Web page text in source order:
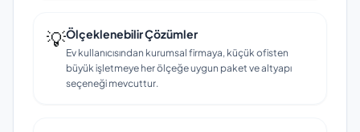
💡Ölçeklenebilir Çözümler
Ev kullanıcısından kurumsal firmaya, küçük ofisten
büyük işletmeye her ölçeğe uygun paket ve altyapı
seçeneği mevcuttur.